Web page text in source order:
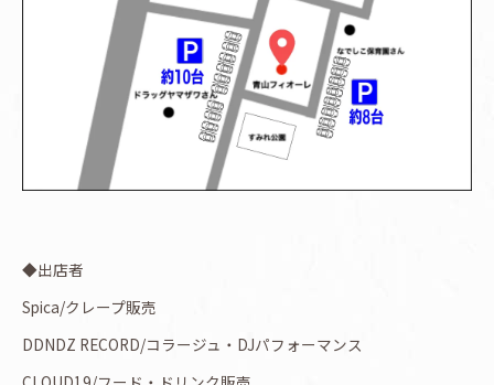
◆出店者
Spica/クレープ販売
DDNDZ RECORD/コラージュ・DJパフォーマンス